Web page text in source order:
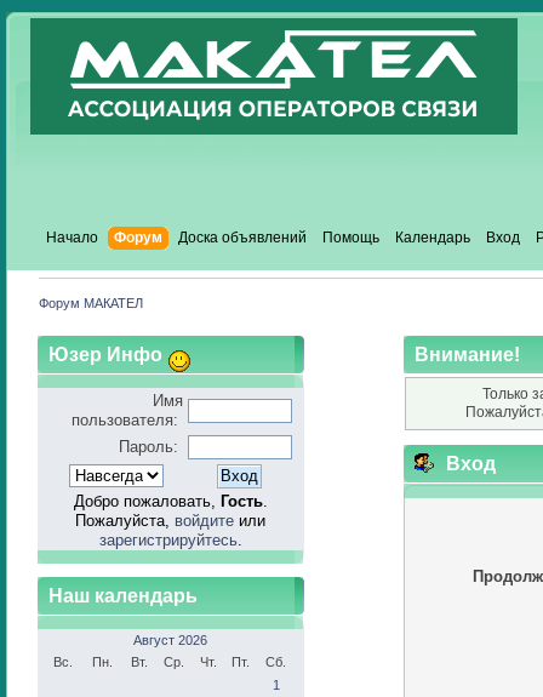
Начало Форум Доска объявлений Помощь Календарь Вход
Форум МАКАТЕЛ
Юзер Инфо
Имя
пользователя:
Пароль:
Добро пожаловать, Гость.
Пожалуйста, войдите или
зарегистрируйтесь.
Наш календарь
Август 2026
Вс.
Пн. Вт. Ср. Чт. Пт.
Сб.
1
Внимание!
Только
Вход